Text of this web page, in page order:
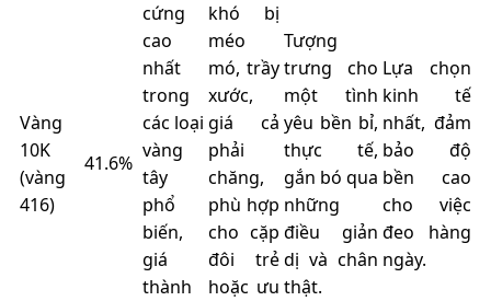
Vàng
10K
(vàng
416)
41.6%
cứng
cao
nhất
trong
các loại
vàng
tây
phổ
biến,
giá
thành
khó bị
méo
mó, trầy
xước,
giá cả
phải
chăng,
phù hợp
cho cặp
đôi trẻ
hoặc ưu
Tượng
trưng cho
một tình
yêu bền bỉ,
thực tế,
gắn bó qua
những
điều giản
dị và chân
thật.
Lựa chọn
kinh tế
nhất, đảm
bảo độ
bền cao
cho việc
đeo hàng
ngày.